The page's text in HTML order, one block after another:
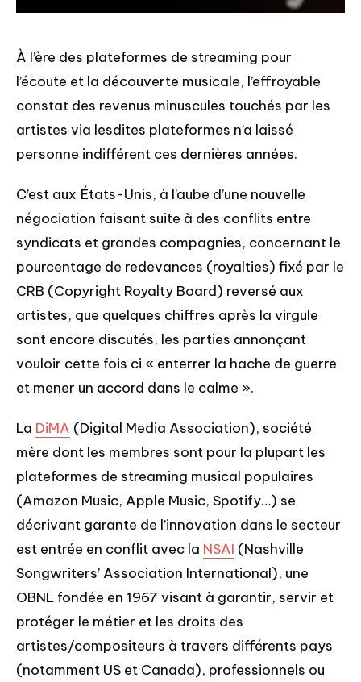
À l’ère des plateformes de streaming pour
l’écoute et la découverte musicale, l’effroyable
constat des revenus minuscules touchés par les
artistes via lesdites plateformes n’a laissé
personne indifférent ces dernières années.
C’est aux États-Unis, à l’aube d’une nouvelle
négociation faisant suite à des conflits entre
syndicats et grandes compagnies, concernant le
pourcentage de redevances (royalties) fixé par le
CRB (Copyright Royalty Board) reversé aux
artistes, que quelques chiffres après la virgule
sont encore discutés, les parties annonçant
vouloir cette fois ci « enterrer la hache de guerre
et mener un accord dans le calme ».
La DiMA (Digital Media Association), société
mère dont les membres sont pour la plupart les
plateformes de streaming musical populaires
(Amazon Music, Apple Music, Spotify…) se
décrivant garante de l’innovation dans le secteur
est entrée en conflit avec la NSAI (Nashville
Songwriters’ Association International), une
OBNL fondée en 1967 visant à garantir, servir et
protéger le métier et les droits des
artistes/compositeurs à travers différents pays
(notamment US et Canada), professionnels ou